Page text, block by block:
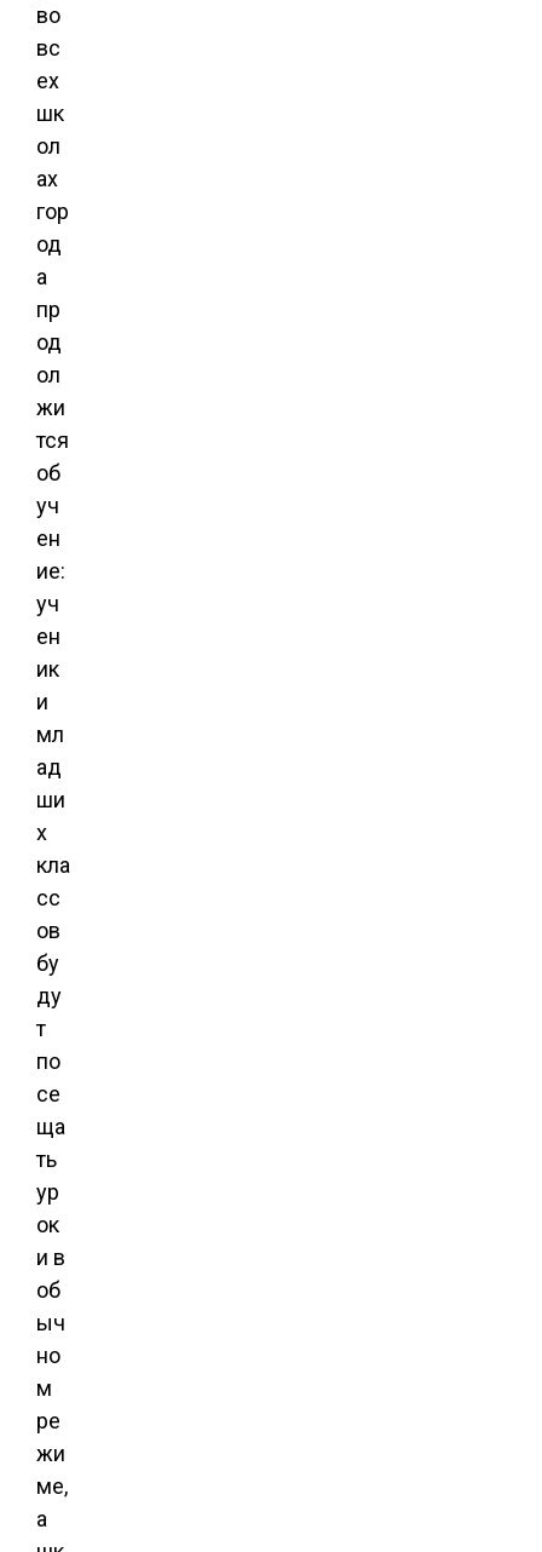
во
вс
ех
шк
ол
ах
гор
од
а
пр
од
ол
жи
тся
об
уч
ен
ие:
уч
ен
ик
и
мл
ад
ши
х
кла
сс
ов
бу
ду
т
по
се
ща
ть
ур
ок
и в
об
ыч
но
м
ре
жи
ме,
а